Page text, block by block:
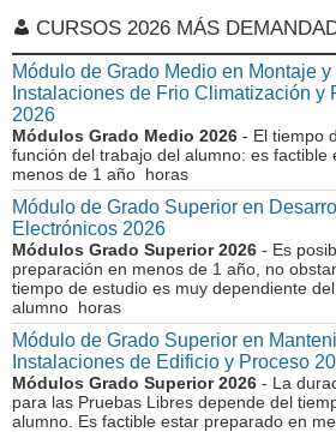
CURSOS 2026 MÁS
Módulo de Grado Medio en Montaje
Instalaciones de Frio Climatización y
2026
Módulos Grado Medio 2026 - El tiempo
función del trabajo del alumno: es factible
menos de 1 año horas
Módulo de Grado Superior en
Electrónicos 2026
Módulos Grado Superior 2026 - Es
preparación en menos de 1 año, no
tiempo de estudio es muy dependiente
alumno horas
Módulo de Grado Superior en
Instalaciones de Edificio y Proceso
Módulos Grado Superior 2026 - La
para las Pruebas Libres depende del
alumno. Es factible estar preparado en